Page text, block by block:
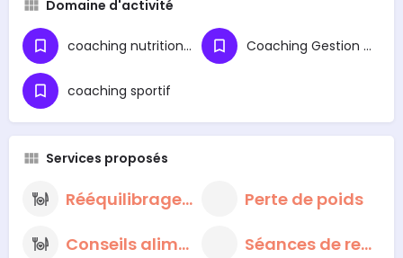
Domaine d'activité
coaching nutritionnel Coaching Gestion du Stress
coaching sportif
Services proposés
Rééquilibrage alimentaire
Perte de poids
Conseils alimentaires nutritionnels
Séances de respiration et de méditation